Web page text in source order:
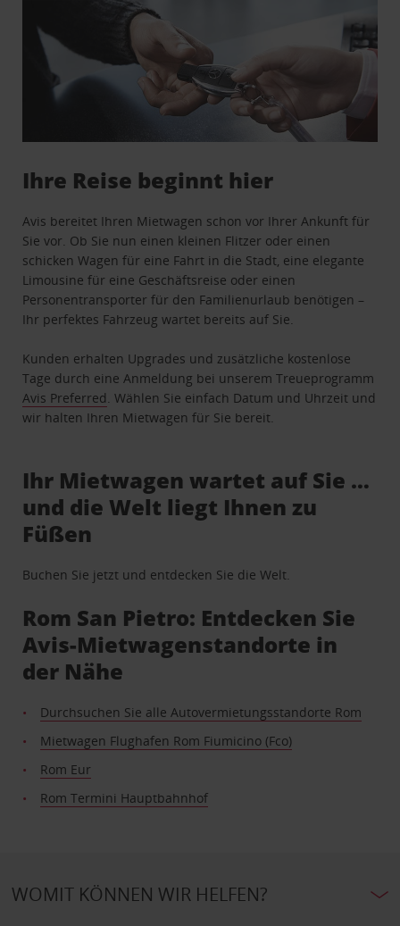
Ihre Reise beginnt hier
Avis bereitet Ihren Mietwagen schon vor Ihrer Ankunft für
Sie vor. Ob Sie nun einen kleinen Flitzer oder einen
schicken Wagen für eine Fahrt in die Stadt, eine elegante
Limousine für eine Geschäftsreise oder einen
Personentransporter für den Familienurlaub benötigen –
Ihr perfektes Fahrzeug wartet bereits auf Sie.
Kunden erhalten Upgrades und zusätzliche kostenlose
Tage durch eine Anmeldung bei unserem Treueprogramm
Avis Preferred . Wählen Sie einfach Datum und Uhrzeit und
wir halten Ihren Mietwagen für Sie bereit.
Ihr Mietwagen wartet auf Sie …
und die Welt liegt Ihnen zu
Füßen
Buchen Sie jetzt und entdecken Sie die Welt.
Rom San Pietro: Entdecken Sie
Avis-Mietwagenstandorte in
der Nähe
Durchsuchen Sie alle Autovermietungsstandorte Rom
Mietwagen Flughafen Rom Fiumicino (Fco)
Rom Eur
Rom Termini Hauptbahnhof
WOMIT KÖNNEN WIR HELFEN?